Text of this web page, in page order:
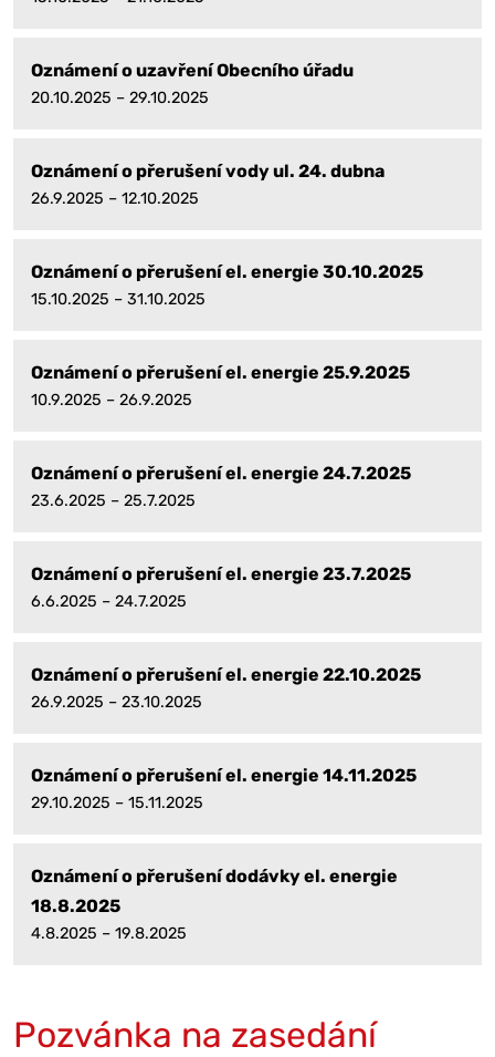
Oznámení o uzavření Obecního úřadu
20.10.2025 – 29.10.2025
Oznámení o přerušení vody ul. 24. dubna
26.9.2025 – 12.10.2025
Oznámení o přerušení el. energie 30.10.2025
15.10.2025 – 31.10.2025
Oznámení o přerušení el. energie 25.9.2025
10.9.2025 – 26.9.2025
Oznámení o přerušení el. energie 24.7.2025
23.6.2025 – 25.7.2025
Oznámení o přerušení el. energie 23.7.2025
6.6.2025 – 24.7.2025
Oznámení o přerušení el. energie 22.10.2025
26.9.2025 – 23.10.2025
Oznámení o přerušení el. energie 14.11.2025
29.10.2025 – 15.11.2025
Oznámení o přerušení dodávky el. energie
18.8.2025
4.8.2025 – 19.8.2025
Pozvánka na zasedání